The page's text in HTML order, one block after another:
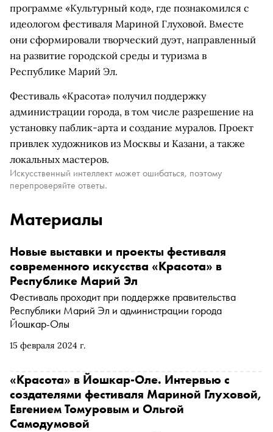
программе «Культурный код», где познакомился с
идеологом фестиваля Мариной Глуховой. Вместе
они сформировали творческий дуэт, направленный
на развитие городской среды и туризма в
Республике Марий Эл.
Фестиваль «Красота» получил поддержку
администрации города, в том числе разрешение на
установку паблик-арта и создание муралов. Проект
привлек художников из Москвы и Казани, а также
локальных мастеров.
Искусственный интеллект может ошибаться, поэтому
перепроверяйте ответы.
Материалы
15 февраля 2024 г.
Новые выставки и проекты фестиваля
современного искусства «Красота» в
Республике Марий Эл
Фестиваль проходит при поддержке правительства
Республики Марий Эл и администрации города
Йошкар-Олы
«Красота» в Йошкар-Оле. Интервью с
создателями фестиваля Мариной Глуховой,
Евгением Томуровым и Ольгой
Самодумовой